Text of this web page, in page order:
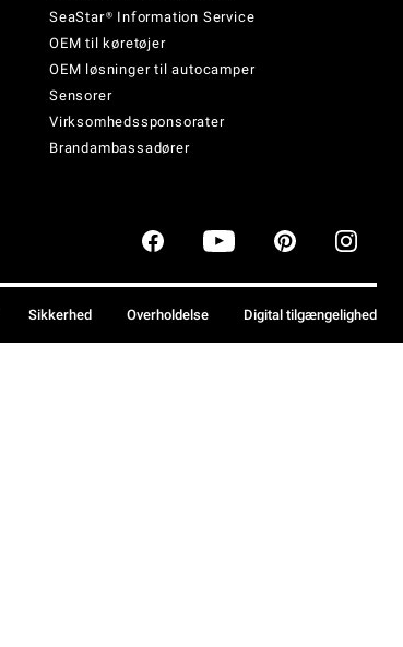
SeaStar® Information Service
OEM til køretøjer
OEM løsninger til autocamper
Sensorer
Virksomhedssponsorater
Brandambassadører
Sikkerhed Overholdelse Digital tilgængelighed